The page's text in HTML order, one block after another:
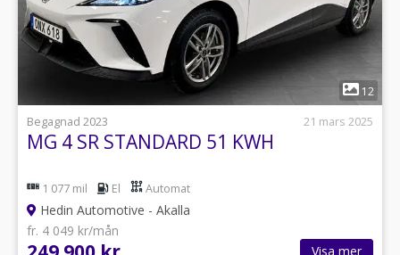
1
12
Begagnad 2023
21 mars 2025
MG 4 SR STANDARD 51 KWH
1 077 mil El Automat
Hedin Automotive - Akalla
fr. 4 049 kr/mån
Visa mer